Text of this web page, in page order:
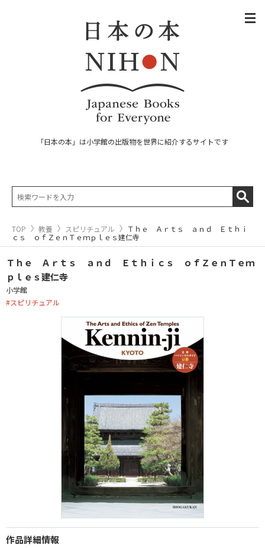
「日本の本」は小学館の出版物を世界に紹介するサイトです
TOP 教養 スピリチュアル
Ｔｈｅ Ａｒｔｓ ａｎｄ Ｅｔｈｉ
ｃｓ ｏｆＺｅｎＴｅｍｐｌｅｓ建仁寺
Ｔｈｅ Ａｒｔｓ ａｎｄ Ｅｔｈｉｃｓ ｏｆＺｅｎＴｅｍ
ｐｌｅｓ建仁寺
小学館
#スピリチュアル
作品詳細情報